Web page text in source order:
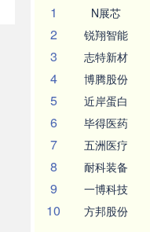
1
N展芯
2 锐翔智能
3 志特新材
4 博腾股份
5 近岸蛋白
6 毕得医药
7 五洲医疗
8 耐科装备
9 一博科技
10 方邦股份